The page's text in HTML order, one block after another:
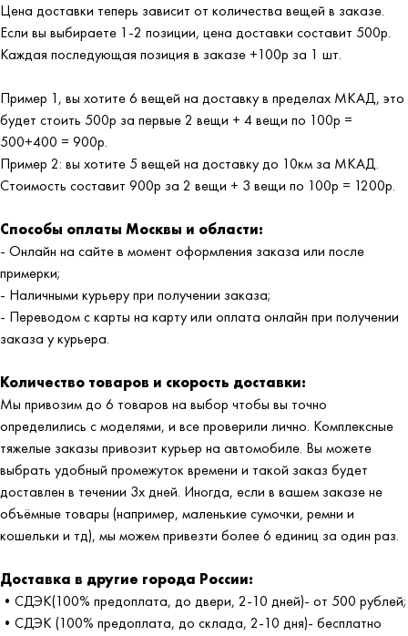
Цена доставки теперь зависит от количества вещей в заказе.
Если вы выбираете 1-2 позиции, цена доставки составит 500р.
Каждая последующая позиция в заказе +100р за 1 шт.
Пример 1, вы хотите 6 вещей на доставку в пределах МКАД, это
будет стоить 500р за первые 2 вещи + 4 вещи по 100р =
500+400 = 900р.
Пример 2: вы хотите 5 вещей на доставку до 10км за МКАД.
Стоимость составит 900р за 2 вещи + 3 вещи по 100р = 1200р.
Способы оплаты Москвы и области:
- Онлайн на сайте в момент оформления заказа или после
примерки;
- Наличными курьеру при получении заказа;
- Переводом с карты на карту или оплата онлайн при получении
заказа у курьера.
Количество товаров и скорость доставки:
Мы привозим до 6 товаров на выбор чтобы вы точно
определились с моделями, и все проверили лично. Комплексные
тяжелые заказы привозит курьер на автомобиле. Вы можете
выбрать удобный промежуток времени и такой заказ будет
доставлен в течении 3х дней. Иногда, если в вашем заказе не
объёмные товары (например, маленькие сумочки, ремни и
кошельки и тд), мы можем привезти более 6 единиц за один раз.
Доставка в другие города России:
•СДЭК(100% предоплата, до двери, 2-10 дней)- от 500 рублей;
•СДЭК (100% предоплата, до склада, 2-10 дня)- бесплатно